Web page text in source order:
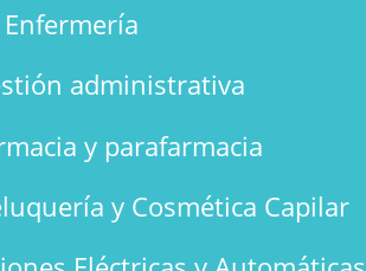
administrativa
y parafarmacia
y Cosmética Capilar